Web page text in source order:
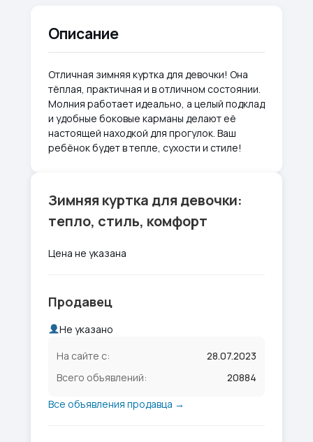
Описание
Отличная зимняя куртка для девочки! Она
тёплая, практичная и в отличном состоянии.
Молния работает идеально, а целый подклад
и удобные боковые карманы делают её
настоящей находкой для прогулок. Ваш
ребёнок будет в тепле, сухости и стиле!
Зимняя куртка для девочки:
тепло, стиль, комфорт
Цена не указана
Продавец
Не указано
На сайте с:
28.07.2023
Всего объявлений:
20884
Все объявления продавца →